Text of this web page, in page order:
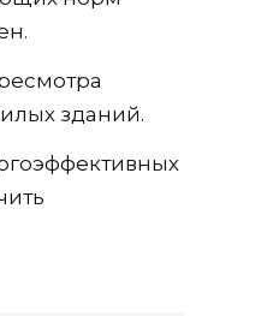
зданий.